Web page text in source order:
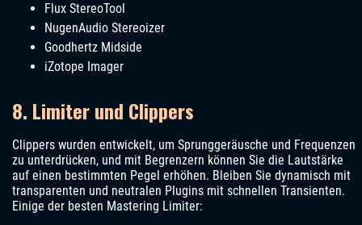
Flux StereoTool
NugenAudio Stereoizer
Goodhertz Midside
iZotope Imager
8. Limiter und Clippers
Clippers wurden entwickelt, um Sprunggeräusche und Frequenzen
zu unterdrücken, und mit Begrenzern können Sie die Lautstärke
auf einen bestimmten Pegel erhöhen. Bleiben Sie dynamisch mit
transparenten und neutralen Plugins mit schnellen Transienten.
Einige der besten Mastering Limiter: